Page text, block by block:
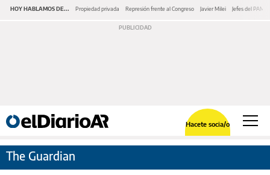
HOY HABLAMOS DE... Propiedad privada Represión frente al Congreso Javier Milei Jefes del PAMI
Hacete socia/o
The Guardian